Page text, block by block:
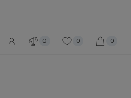
0 0 0